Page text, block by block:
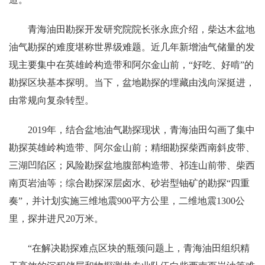
青海油田勘探开发研究院院长张永庶介绍，柴达木盆地
油气勘探的难度堪称世界级难题。近几年新增油气储量的发
现主要集中在英雄岭构造带和阿尔金山前，“好吃、好啃”的
勘探区块基本探明。当下，盆地勘探的埋藏由浅向深挺进，
由常规向复杂转型。
2019年，结合盆地油气勘探现状，青海油田勾画了集中
勘探英雄岭构造带、阿尔金山前；精细勘探柴西南斜皮带、
三湖凹陷区；风险勘探盆地腹部构造带、祁连山前带、柴西
南页岩油等；综合勘探深层卤水、砂岩型铀矿的勘探“四重
奏”，并计划实施三维地震900平方公里，二维地震1300公
里，探井进尺20万米。
“在解决勘探难点区块的瓶颈问题上，青海油田组织精